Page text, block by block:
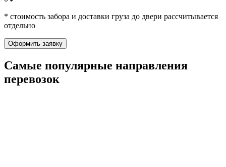
* стоимость забора и доставки груза до двери рассчитывается
отдельно
Оформить заявку
Самые популярные направления
перевозок